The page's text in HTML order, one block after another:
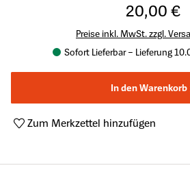
20,00 €
Preise inkl. MwSt. zzgl.
Sofort Lieferbar – Lieferung
In den Warenkorb
Zum Merkzettel hinzufügen